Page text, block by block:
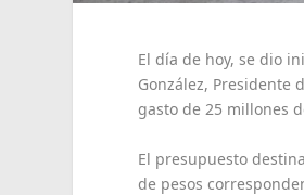
El día de hoy, se dio
González, Presidente
gasto de 25 millones
El presupuesto
de pesos